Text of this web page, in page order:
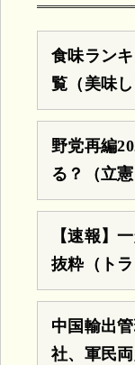
食味ラン
覧（美味
野党再編
る？（立
【速報】
抜粋（ト
中国輸出
社、軍民両